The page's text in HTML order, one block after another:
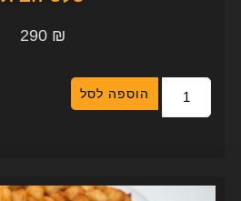
₪
הוספה לסל